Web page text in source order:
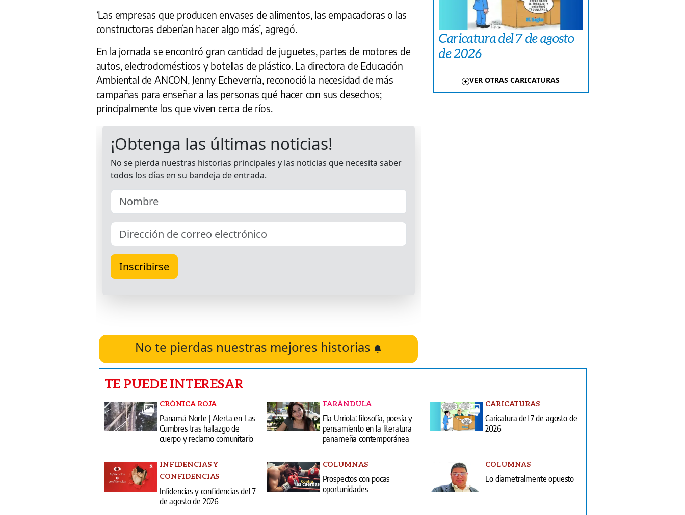
‘Las empresas que producen envases de alimentos, las empacadoras o las
constructoras deberían hacer algo más’, agregó.
En la jornada se encontró gran cantidad de juguetes, partes de motores de
autos, electrodomésticos y botellas de plástico. La directora de Educación
Ambiental de ANCON, Jenny Echeverría, reconoció la necesidad de más
campañas para enseñar a las personas qué hacer con sus desechos;
principalmente los que viven cerca de ríos.
No te pierdas nuestras mejores historias
Caricatura del 7 de agosto
de 2026
VER OTRAS CARICATURAS
TE PUEDE INTERESAR
CRÓNICA ROJA
Panamá Norte | Alerta en Las
Cumbres tras hallazgo de
cuerpo y reclamo comunitario
FARÁNDULA
Ela Urriola: filosofía, poesía y
pensamiento en la literatura
panameña contemporánea
CARICATURAS
Caricatura del 7 de agosto de
2026
INFIDENCIAS Y
CONFIDENCIAS
Infidencias y confidencias del 7
de agosto de 2026
COLUMNAS
Prospectos con pocas
oportunidades
COLUMNAS
Lo diametralmente opuesto